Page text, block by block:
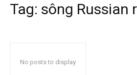
Tag: sông Russian
No posts to display